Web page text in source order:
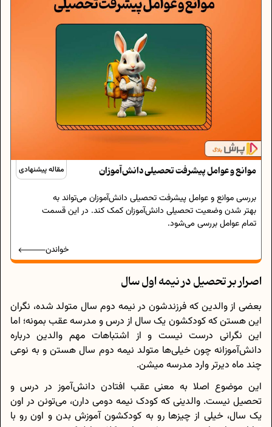
مقاله پیشنهادی موانع و عوامل پیشرفت تحصیلی دانش‌آموزان
بررسی موانع و عوامل پیشرفت تحصیلی دانش‌آموزان می‌تواند به
بهتر شدن وضعیت تحصیلی دانش‌آموزان کمک کند. در این قسمت
تمام عوامل بررسی می‌شود.
خواندن
اصرار بر تحصیل در نیمه اول سال
بعضی از والدین که فرزندشون در نیمه دوم سال متولد شده، نگران
این هستن که کودکشون یک سال از درس و مدرسه عقب بمونه؛ اما
این نگرانی درست نیست و از اشتباهات مهم والدین درباره
دانش‌آموزانه چون خیلی‌ها متولد نیمه دوم سال هستن و به نوعی
چند ماه دیرتر وارد مدرسه میشن.
این موضوع اصلا به معنی عقب افتادن دانش‌آموز در درس و
تحصیل نیست. والدینی که کودک نیمه دومی دارن، می‌تونن در اون
یک سال، خیلی از چیزها رو به کودکشون آموزش بدن و اون رو با